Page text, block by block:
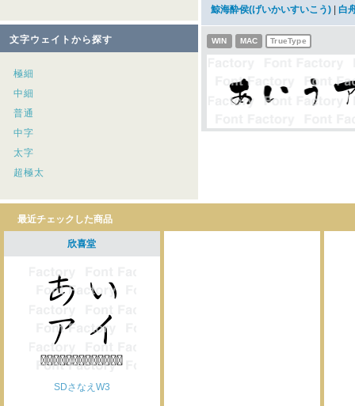
文字ウェイトから探す
極細
中細
普通
中字
太字
超極太
鯨海酔侯(げいかいすいこう) 白
WIN MAC TrueType
最近チェックした商品
欣喜堂
SDさなえW3